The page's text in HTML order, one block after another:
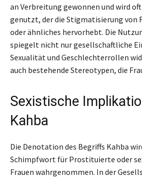
an Verbreitung gewonnen und wird
genutzt, der die Stigmatisierung von
oder ähnliches hervorhebt. Die
spiegelt nicht nur gesellschaftliche
Sexualität und Geschlechterrollen
auch bestehende Stereotypen, die
Sexistische
Kahba
Die Denotation des Begriffs Kahba
Schimpfwort für Prostituierte oder
Frauen wahrgenommen. In der